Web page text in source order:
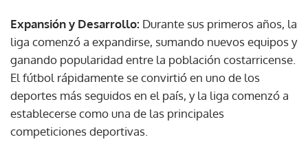
Expansión y Desarrollo: Durante sus primeros años, la
liga comenzó a expandirse, sumando nuevos equipos y
ganando popularidad entre la población costarricense.
El fútbol rápidamente se convirtió en uno de los
deportes más seguidos en el país, y la liga comenzó a
establecerse como una de las principales
competiciones deportivas.